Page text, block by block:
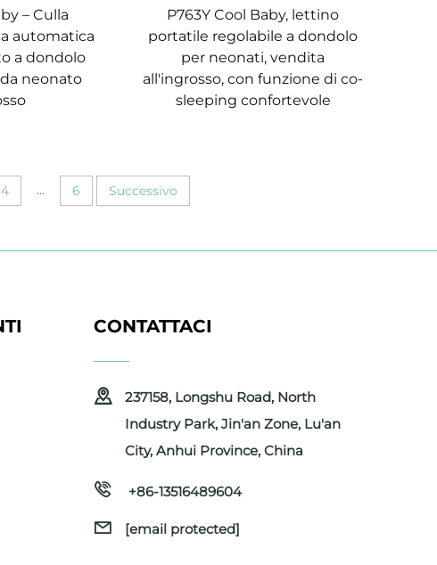
– Culla
automatica
a dondolo
neonato
P763Y Cool Baby, lettino
portatile regolabile a dondolo
per neonati, vendita
all'ingrosso, con funzione di co-
sleeping confortevole
4 ... 6 Successivo
CONTATTACI
237158, Longshu Road, North
Industry Park, Jin'an Zone, Lu'an
City, Anhui Province, China
+86-13516489604
[email protected]